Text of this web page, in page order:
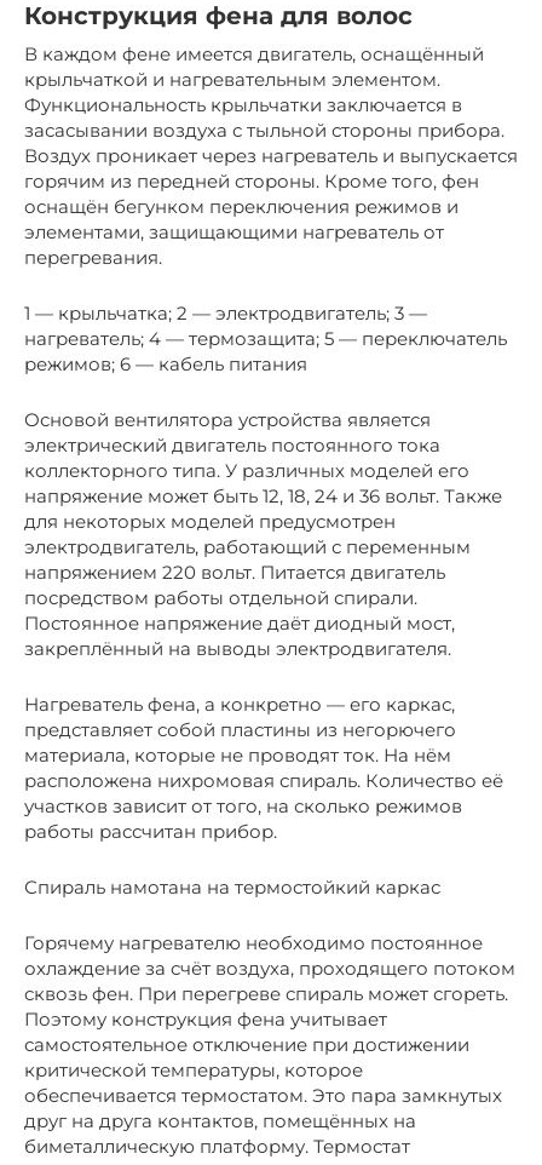
Конструкция фена для волос
В каждом фене имеется двигатель, оснащённый
крыльчаткой и нагревательным элементом.
Функциональность крыльчатки заключается в
засасывании воздуха с тыльной стороны прибора.
Воздух проникает через нагреватель и выпускается
горячим из передней стороны. Кроме того, фен
оснащён бегунком переключения режимов и
элементами, защищающими нагреватель от
перегревания.
1 — крыльчатка; 2 — электродвигатель; 3 —
нагреватель; 4 — термозащита; 5 — переключатель
режимов; 6 — кабель питания
Основой вентилятора устройства является
электрический двигатель постоянного тока
коллекторного типа. У различных моделей его
напряжение может быть 12, 18, 24 и 36 вольт. Также
для некоторых моделей предусмотрен
электродвигатель, работающий с переменным
напряжением 220 вольт. Питается двигатель
посредством работы отдельной спирали.
Постоянное напряжение даёт диодный мост,
закреплённый на выводы электродвигателя.
Нагреватель фена, а конкретно — его каркас,
представляет собой пластины из негорючего
материала, которые не проводят ток. На нём
расположена нихромовая спираль. Количество её
участков зависит от того, на сколько режимов
работы рассчитан прибор.
Спираль намотана на термостойкий каркас
Горячему нагревателю необходимо постоянное
охлаждение за счёт воздуха, проходящего потоком
сквозь фен. При перегреве спираль может сгореть.
Поэтому конструкция фена учитывает
самостоятельное отключение при достижении
критической температуры, которое
обеспечивается термостатом. Это пара замкнутых
друг на друга контактов, помещённых на
биметаллическую платформу. Термостат